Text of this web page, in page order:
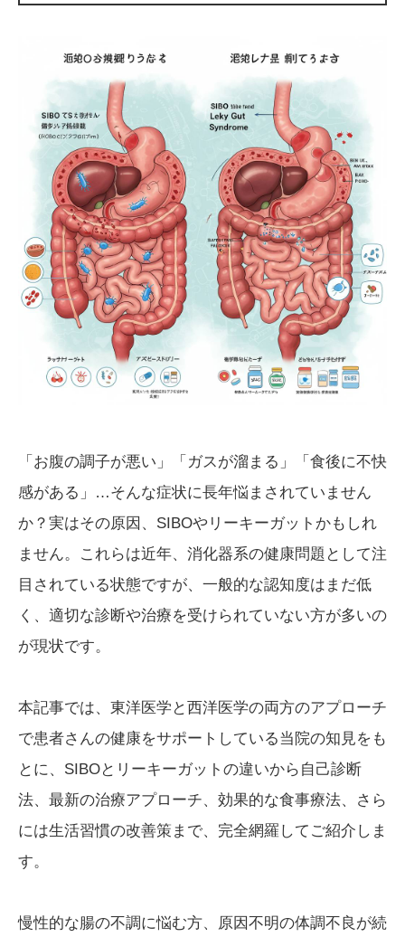
「お腹の調子が悪い」「ガスが溜まる」「食後に不快
感がある」…そんな症状に長年悩まされていません
か？実はその原因、SIBOやリーキーガットかもしれ
ません。これらは近年、消化器系の健康問題として注
目されている状態ですが、一般的な認知度はまだ低
く、適切な診断や治療を受けられていない方が多いの
が現状です。
本記事では、東洋医学と西洋医学の両方のアプローチ
で患者さんの健康をサポートしている当院の知見をも
とに、SIBOとリーキーガットの違いから自己診断
法、最新の治療アプローチ、効果的な食事療法、さら
には生活習慣の改善策まで、完全網羅してご紹介しま
す。
慢性的な腸の不調に悩む方、原因不明の体調不良が続